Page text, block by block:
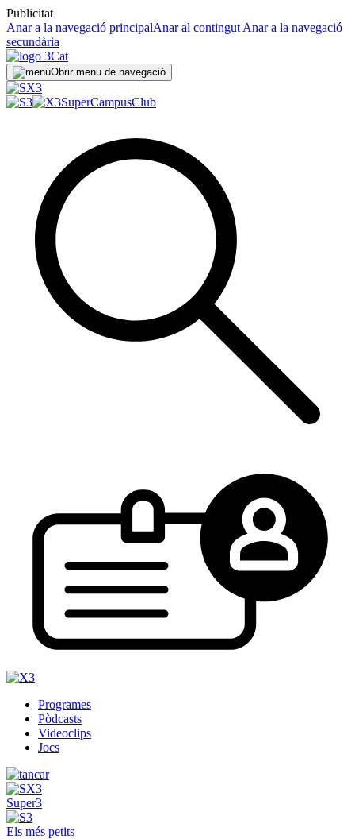
Publicitat
Anar a la navegació principalAnar al contingut Anar a la navegació
secundària
Obrir menu de navegació
SuperCampusClub
Programes
Pòdcasts
Videoclips
Jocs
Super3
Els més petits